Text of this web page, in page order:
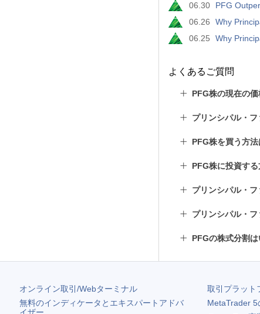
06.30
PFG
06.26
Why
06.25
Why
よくあるご質問
PFG株の現在の価
プリンシパル・
PFG株を買う方法
PFG株に投資する
プリンシパル・
プリンシパル・
PFGの株式分割
オンライン取引/Webターミナル
無料のインディケータとエキスパートアドバ
取引プラッ
MetaTrader 5